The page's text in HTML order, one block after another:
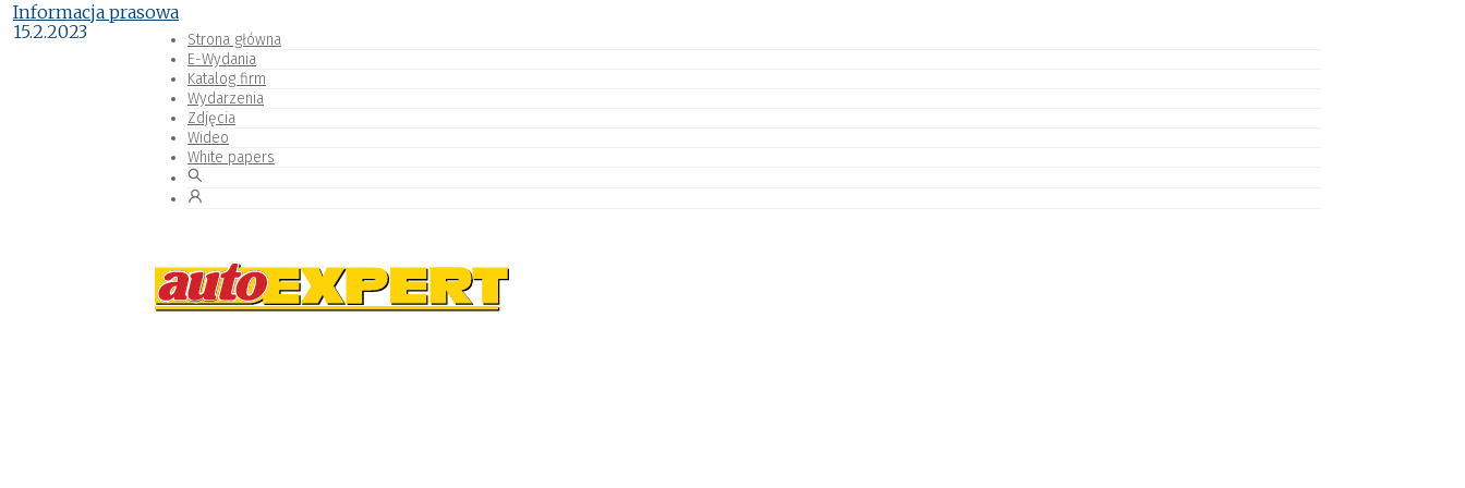
Strona główna
E-Wydania
Katalog firm
Wydarzenia
Zdjęcia
Wideo
White papers
Informacja prasowa
15.2.2023